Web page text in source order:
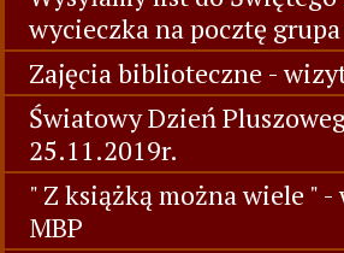
wycieczka na pocztę
Zajęcia biblioteczne -
Światowy Dzień
25.11.2019r.
" Z książką można wiele "
MBP